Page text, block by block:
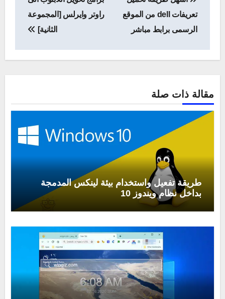
المقالاتتعريفات dell من الموقع
الرسمى برابط مباشر
راوتر وايرلس [المجموعة
الثانية]
مقالة ذات صلة
طريقة تفعيل واستخدام بيئة لينكس المدمجة
بداخل نظام ويندوز 10